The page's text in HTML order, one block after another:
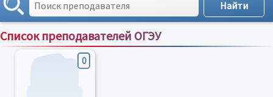
Список преподавателей ОГЭУ
Сортировка по:имени;рейтингу;отзывам
0